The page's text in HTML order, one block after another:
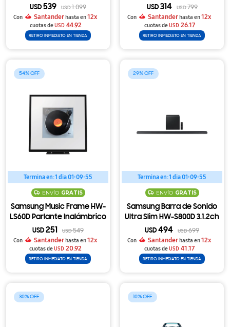
Atmos con Subwoofer
Inalámbrico
USD 539 USD1.099
Con
Santanderhasta en12x
cuotas deUSD 44.92
RETIRO INMEDIATO EN TIENDA
Subwoofer Inalámbrico y
DTS Virtual X
USD 314 USD799
Con
Santanderhasta en12x
cuotas deUSD 26.17
RETIRO INMEDIATO EN TIENDA
54
Termina en:1 dia 01:09:54
ENVÍO GRATIS
Samsung Music Frame HW-
LS60D Parlante Inalámbrico
con Diseño de Cuadro, Dolby
Atmos y Wi-Fi
USD 251 USD549
Con
Santanderhasta en12x
cuotas deUSD 20.92
RETIRO INMEDIATO EN TIENDA
29
Termina en:1 dia 01:09:54
ENVÍO GRATIS
Samsung Barra de Sonido
Ultra Slim HW-S800D 3.1.2ch
Dolby Atmos con Subwoofer
Inalámbrico
USD 494 USD699
Con
Santanderhasta en12x
cuotas deUSD 41.17
RETIRO INMEDIATO EN TIENDA
30 10